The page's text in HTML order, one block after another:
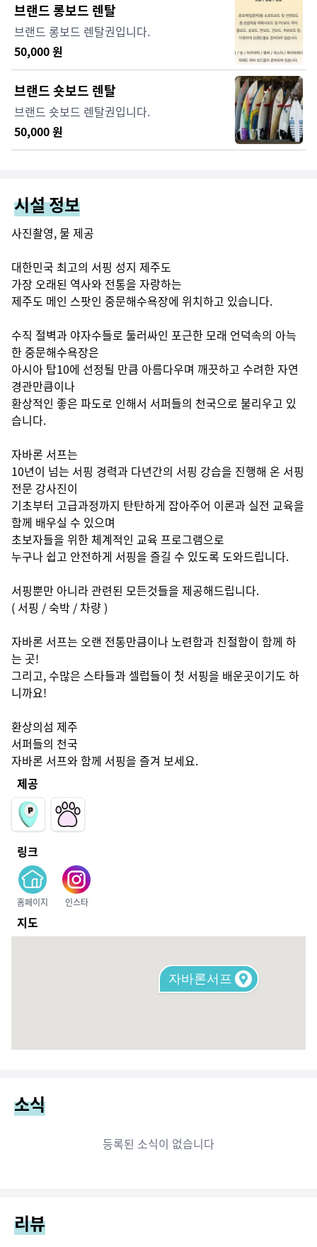
시설 정보
사진촬영, 물 제공
대한민국 최고의 서핑 성지 제주도
가장 오래된 역사와 전통을 자랑하는
제주도 메인 스팟인 중문해수욕장에 위치하고 있습니다.
수직 절벽과 야자수들로 둘러싸인 포근한 모래 언덕속의 아늑
한 중문해수욕장은
아시아 탑10에 선정될 만큼 아름다우며 깨끗하고 수려한 자연
경관만큼이나
환상적인 좋은 파도로 인해서 서퍼들의 천국으로 불리우고 있
습니다.
자바론 서프는
10년이 넘는 서핑 경력과 다년간의 서핑 강습을 진행해 온 서핑
전문 강사진이
기초부터 고급과정까지 탄탄하게 잡아주어 이론과 실전 교육을
함께 배우실 수 있으며
초보자들을 위한 체계적인 교육 프로그램으로
누구나 쉽고 안전하게 서핑을 즐길 수 있도록 도와드립니다.
서핑뿐만 아니라 관련된 모든것들을 제공해드립니다.
( 서핑 / 숙박 / 차량 )
자바론 서프는 오랜 전통만큼이나 노련함과 친절함이 함께 하
는 곳!
그리고, 수많은 스타들과 셀럽들이 첫 서핑을 배운곳이기도 하
니까요!
환상의섬 제주
서퍼들의 천국
자바론 서프와 함께 서핑을 즐겨 보세요.
제공
링크
홈페이지 인스타
지도
자바론서프
리뷰
브랜드 롱보드 렌탈
브랜드 롱보드 렌탈권입니다.
50,000원
브랜드 숏보드 렌탈
브랜드 숏보드 렌탈권입니다.
50,000원
소식
등록된 소식이 없습니다